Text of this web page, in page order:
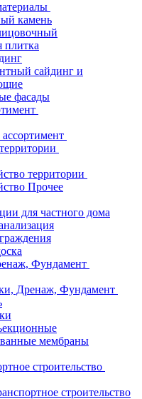
камень
плитка
сайдинг и
фасады
территории
Прочее
для частного дома
Фундамент
Дренаж, Фундамент
мембраны
строительство
строительство